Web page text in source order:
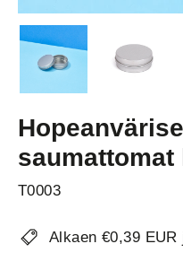
T0003
Alkaen €0,39 EUR